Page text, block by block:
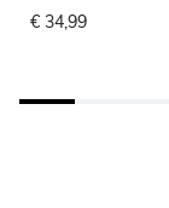
€ 34,99